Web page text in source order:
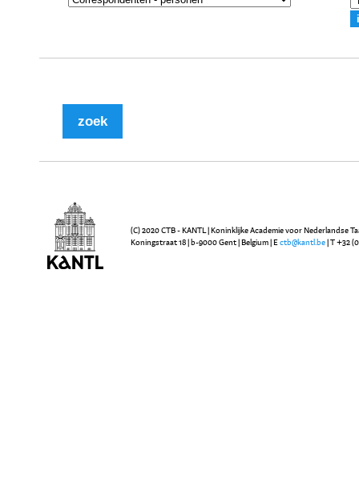
(C) 2020 CTB - KANTL | Koninklijke Academie voor Nederlandse
Koningstraat 18 | b-9000 Gent | Belgium | E ctb@kantl.be | T +32